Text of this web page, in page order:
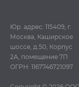
Юр. адрес: 115409, г.
Москва, Каширское
шоссе, д.50, Корпус
2А, помещение 7П
ОГРН: 1167746721097